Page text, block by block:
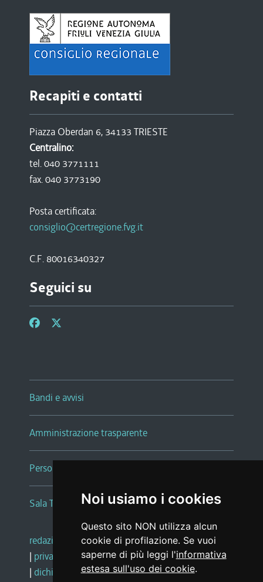
Noi usiamo i cookies
Questo sito NON utilizza alcun
cookie di profilazione. Se vuoi
saperne di più leggi l'informativa
estesa sull'uso dei cookie.
Recapiti e contatti
Piazza Oberdan 6, 34133 TRIESTE
Centralino:
tel. 040 3771111
fax. 040 3773190
Posta certificata:
consiglio@certregione.fvg.it
C.F. 80016340327
Seguici su
Bandi e avvisi
Amministrazione trasparente
Persone e Uffici
Sala Tiziano Tessitori
redazione web |note legali |glossario
| privacy
social media policy
| dichiarazione di accessibilità |feedback